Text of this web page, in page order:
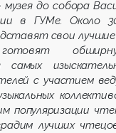
до собора
в ГУМе. Около
свои лучшие
самых
с участием
популяризации
лучших